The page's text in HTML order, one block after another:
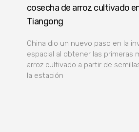
cosecha de arroz cultivado
Tiangong
China dio un nuevo paso en la
espacial al obtener las primeras
arroz cultivado a partir de
la estación